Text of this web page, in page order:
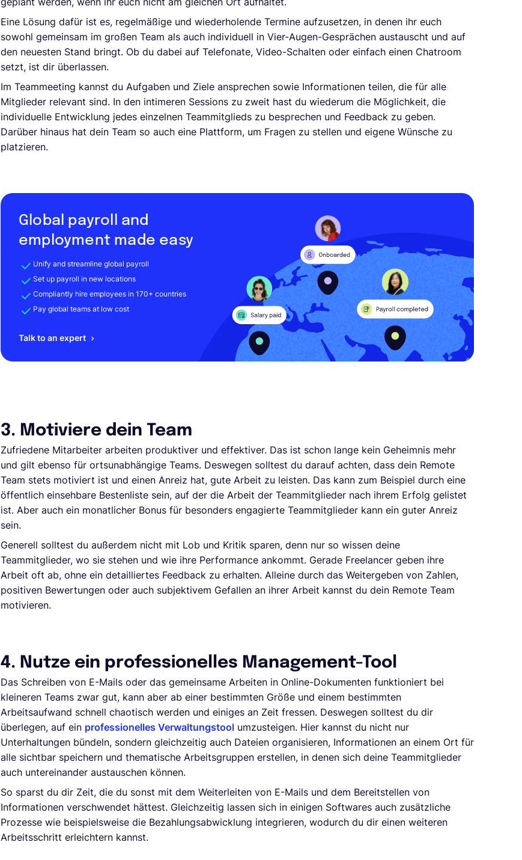
Eine Lösung dafür ist es, regelmäßige und wiederholende Termine aufzusetzen, in denen ihr euch
sowohl gemeinsam im großen Team als auch individuell in Vier-Augen-Gesprächen austauscht und auf
den neuesten Stand bringt. Ob du dabei auf Telefonate, Video-Schalten oder einfach einen Chatroom
setzt, ist dir überlassen.
Im Teammeeting kannst du Aufgaben und Ziele ansprechen sowie Informationen teilen, die für alle
Mitglieder relevant sind. In den intimeren Sessions zu zweit hast du wiederum die Möglichkeit, die
individuelle Entwicklung jedes einzelnen Teammitglieds zu besprechen und Feedback zu geben.
Darüber hinaus hat dein Team so auch eine Plattform, um Fragen zu stellen und eigene Wünsche zu
platzieren.
Global payroll and
employment made easy
Unify and streamline global payroll
Set up payroll in new locations
Compliantly hire employees in 170+ countries
Pay global teams at low cost
Talk to an expert
3. Motiviere dein Team
Zufriedene Mitarbeiter arbeiten produktiver und effektiver. Das ist schon lange kein Geheimnis mehr
und gilt ebenso für ortsunabhängige Teams. Deswegen solltest du darauf achten, dass dein Remote
Team stets motiviert ist und einen Anreiz hat, gute Arbeit zu leisten. Das kann zum Beispiel durch eine
öffentlich einsehbare Bestenliste sein, auf der die Arbeit der Teammitglieder nach ihrem Erfolg gelistet
ist. Aber auch ein monatlicher Bonus für besonders engagierte Teammitglieder kann ein guter Anreiz
sein.
Generell solltest du außerdem nicht mit Lob und Kritik sparen, denn nur so wissen deine
Teammitglieder, wo sie stehen und wie ihre Performance ankommt. Gerade Freelancer geben ihre
Arbeit oft ab, ohne ein detailliertes Feedback zu erhalten. Alleine durch das Weitergeben von Zahlen,
positiven Bewertungen oder auch subjektivem Gefallen an ihrer Arbeit kannst du dein Remote Team
motivieren.
4. Nutze ein professionelles Management-Tool
Das Schreiben von E-Mails oder das gemeinsame Arbeiten in Online-Dokumenten funktioniert bei
kleineren Teams zwar gut, kann aber ab einer bestimmten Größe und einem bestimmten
Arbeitsaufwand schnell chaotisch werden und einiges an Zeit fressen. Deswegen solltest du dir
überlegen, auf ein professionelles Verwaltungstool umzusteigen. Hier kannst du nicht nur
Unterhaltungen bündeln, sondern gleichzeitig auch Dateien organisieren, Informationen an einem Ort für
alle sichtbar speichern und thematische Arbeitsgruppen erstellen, in denen sich deine Teammitglieder
auch untereinander austauschen können.
So sparst du dir Zeit, die du sonst mit dem Weiterleiten von E-Mails und dem Bereitstellen von
Informationen verschwendet hättest. Gleichzeitig lassen sich in einigen Softwares auch zusätzliche
Prozesse wie beispielsweise die Bezahlungsabwicklung integrieren, wodurch du dir einen weiteren
Arbeitsschritt erleichtern kannst.